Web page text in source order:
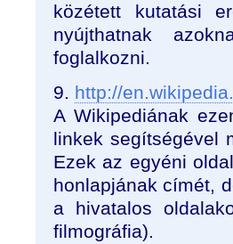
közétett kutatási
nyújthatnak
foglalkozni.
9. http://
A Wikipediának
linkek segítségével
Ezek az egyéni
honlapjának címét,
a hivatalos
filmográfia).